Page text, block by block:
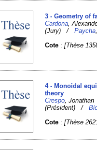
3 - Geometry of
Cardona ,
(Jury) /Paycha
Cote :[Thèse
4 - Monoidal
theory
Crespo ,
(Président) /
Cote :[Thèse